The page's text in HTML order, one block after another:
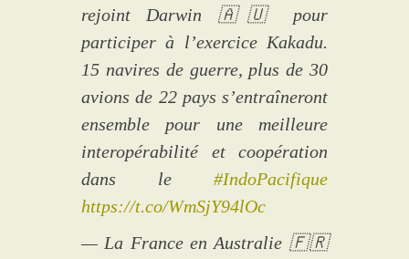
rejoint Darwin 🇦🇺 pour
participer à l’exercice Kakadu.
15 navires de guerre, plus de 30
avions de 22 pays s’entraîneront
ensemble pour une meilleure
interopérabilité et coopération
dans le #IndoPacifique
https://t.co/WmSjY94lOc
— La France en Australie 🇫🇷